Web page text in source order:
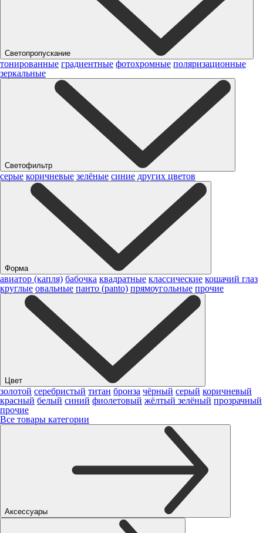
Светопропускание
тонированные градиентные фотохромные поляризационные
зеркальные
Светофильтр
серые коричневые зелёные синие других цветов
Форма
авиатор (капля) бабочка квадратные классические кошачий глаз
круглые овальные панто (panto) прямоугольные прочие
Цвет
золотой серебристый титан бронза чёрный серый коричневый
красный белый синий фиолетовый жёлтый зелёный прозрачный
прочие
Все товары категории
Аксессуары